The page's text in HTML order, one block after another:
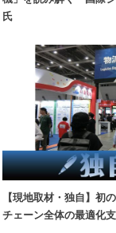
氏
【現地取材・独自】初
チェーン全体の最適化